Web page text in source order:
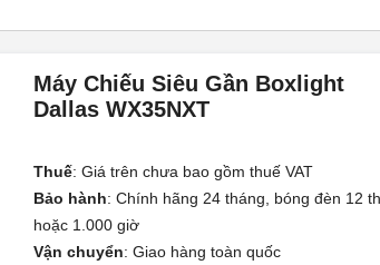
Máy Chiếu Siêu Gần Boxlight
Dallas WX35NXT
Thuế: Giá trên chưa bao gồm thuế VAT
Bảo hành: Chính hãng 24 tháng, bóng đèn 12
hoặc 1.000 giờ
Vận chuyển: Giao hàng toàn quốc